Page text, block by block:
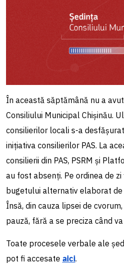
În această săptămână nu a
Consiliului Municipal Chișinău.
consilierilor locali s-a
inițiativa consilierilor PAS. La
consilierii din PAS, PSRM și
au fost absenți. Pe ordinea de
bugetului alternativ elaborat de
Însă, din cauza lipsei de
pauză, fără a se preciza când
Toate procesele verbale ale
pot fi accesate aici.